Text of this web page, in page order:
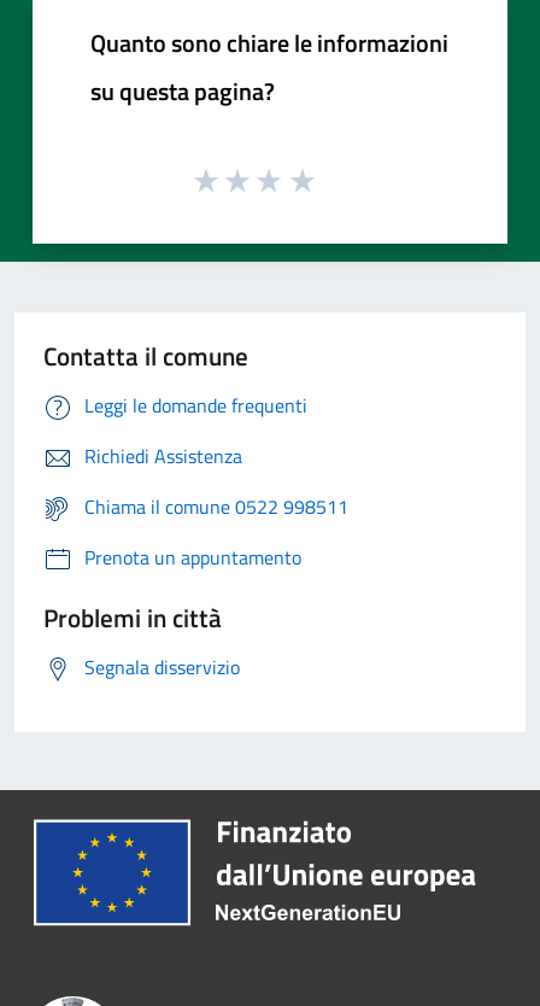
Quanto sono chiare le informazioni
su questa pagina?
Contatta il comune
Leggi le domande frequenti
Richiedi Assistenza
Chiama il comune 0522 998511
Prenota un appuntamento
Problemi in città
Segnala disservizio